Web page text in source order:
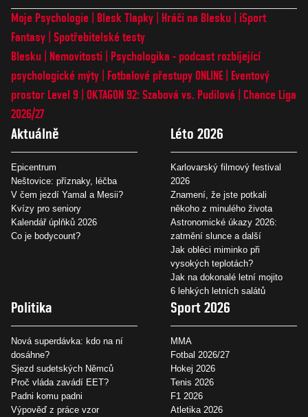
Moje Psychologie Blesk Tlapky Hráči na Blesku
iSport
Fantasy Spotřebitelské testy
Blesku
Nemovitosti
Psychologika - podcast rozbíjející
psychologické mýty
Fotbalové přestupy ONLINE
Eventový
prostor Level 9 OKTAGON 92: Szabová vs. Pudilová
Chance Liga
2026/27
Aktuálně
Epicentrum
Neštovice: příznaky, léčba
V čem jezdí Yamal a Mesii?
Kvízy pro seniory
Kalendář úplňků 2026
Co je bodycount?
Léto 2026
Karlovarský filmový festival
2026
Znamení, že jste potkali
někoho z minulého života
Astronomické úkazy 2026:
zatmění slunce a další
Jak obléci miminko při
vysokých teplotách?
Jak na dokonalé letní mojito
6 lehkých letních salátů
Politika
Nová superdávka: kdo na ní
dosáhne?
Sjezd sudetských Němců
Proč vláda zavádí EET?
Padni komu padni
Výpověď z práce vzor
Sport 2026
MMA
Fotbal 2026/27
Hokej 2026
Tenis 2026
F1 2026
Atletika 2026